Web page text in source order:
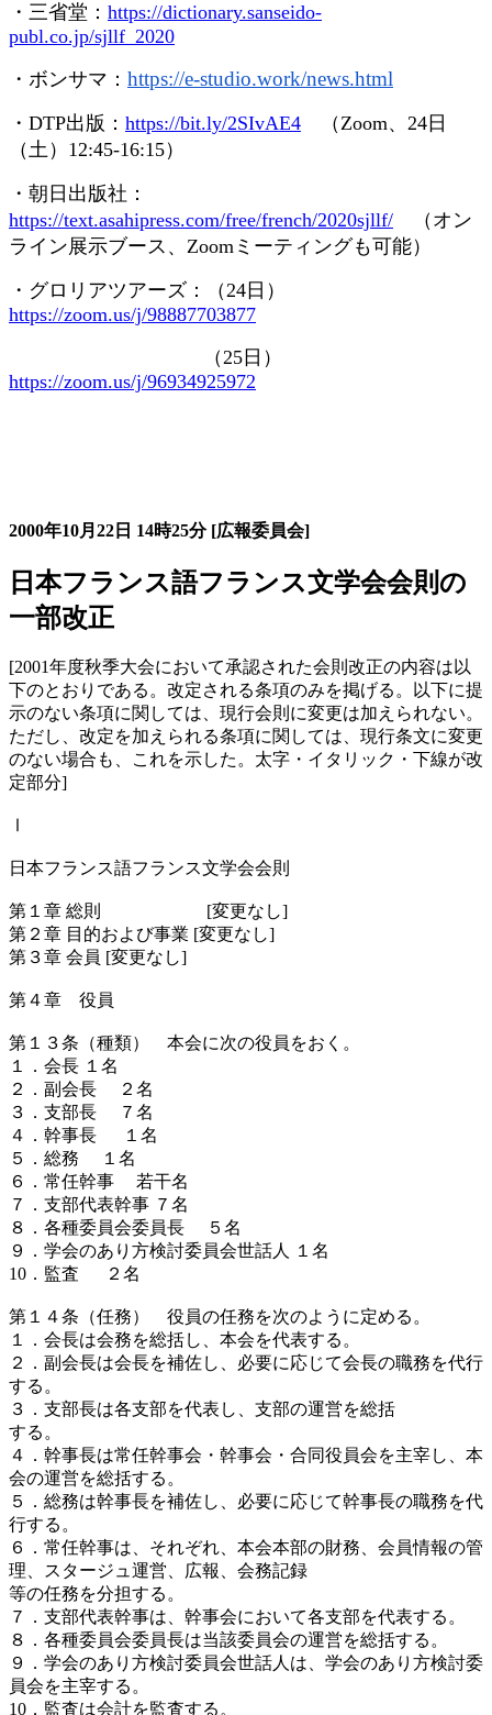
・三省堂： https://dictionary.sanseido-
publ.co.jp/sjllf_2020
・ボンサマ： https://e-studio.work/news.html
・ DTP出版： https://bit.ly/2SIvAE4 （Zoom、 24 日
（土） 12:45-16:15）
・朝日出版社：
https://text.asahipress.com/free/french/2020sjllf/ （オン
ライン展示ブース、 Zoom ミーティングも可能）
・グロリアツアーズ：（24 日）
https://zoom.us/j/98887703877
（25 日）
https://zoom.us/j/96934925972
2000年10月22日 14時25分 [広報委員会]
日本フランス語フランス文学会会則の
一部改正
[2001年度秋季大会において承認された会則改正の内容は以
下のとおりである。改定される条項のみを掲げる。以下に提
示のない条項に関しては、現行会則に変更は加えられない。
ただし、改定を加えられる条項に関しては、現行条文に変更
のない場合も、これを示した。太字・イタリック・下線が改
定部分]
Ⅰ
日本フランス語フランス文学会会則
第１章 総則 [変更なし]
第２章 目的および事業 [変更なし]
第３章 会員 [変更なし]
第４章 役員
第１３条（種類） 本会に次の役員をおく。
１．会長 １名
２．副会長 ２名
３．支部長 ７名
４．幹事長 １名
５．総務 １名
６．常任幹事 若干名
７．支部代表幹事 ７名
８．各種委員会委員長 ５名
９．学会のあり方検討委員会世話人 １名
10．監査 ２名
第１４条（任務） 役員の任務を次のように定める。
１．会長は会務を総括し、本会を代表する。
２．副会長は会長を補佐し、必要に応じて会長の職務を代行
する。
３．支部長は各支部を代表し、支部の運営を総括
する。
４．幹事長は常任幹事会・幹事会・合同役員会を主宰し、本
会の運営を総括する。
５．総務は幹事長を補佐し、必要に応じて幹事長の職務を代
行する。
６．常任幹事は、それぞれ、本会本部の財務、会員情報の管
理、スタージュ運営、広報、会務記録
等の任務を分担する。
７．支部代表幹事は、幹事会において各支部を代表する。
８．各種委員会委員長は当該委員会の運営を総括する。
９．学会のあり方検討委員会世話人は、学会のあり方検討委
員会を主宰する。
10．監査は会計を監査する。